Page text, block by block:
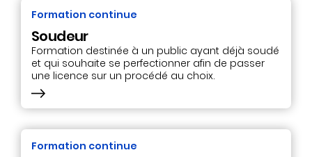
Formation continue
Soudeur
Formation destinée à un public ayant déjà soudé
et qui souhaite se perfectionner afin de passer
une licence sur un procédé au choix.
Formation continue